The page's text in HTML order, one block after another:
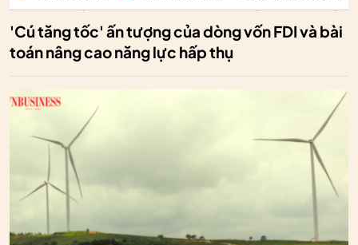
'Cú tăng tốc' ấn tượng của dòng vốn FDI và bài
toán nâng cao năng lực hấp thụ